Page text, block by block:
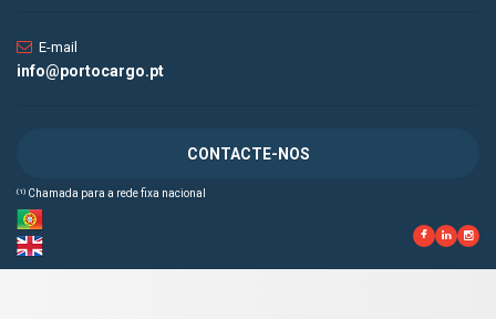
E-mail
info@portocargo.pt
CONTACTE-NOS
⁽¹⁾ Chamada para a rede fixa nacional